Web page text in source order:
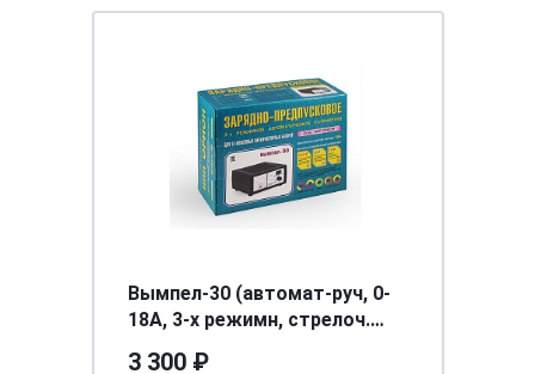
Вымпел-30 (автомат-руч, 0-
18А, 3-х режимн, стрелоч.
3 300 ₽